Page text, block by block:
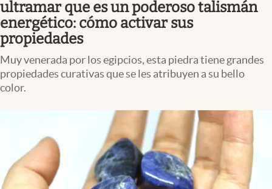
Otras secciones
Apertura
Infotechnology
Clase
Eventos Corporativos
El Cronista Studio
ultramar que es un poderoso talismán
energético: cómo activar sus
propiedades
Muy venerada por los egipcios, esta piedra tiene grandes
propiedades curativas que se les atribuyen a su bello
color.